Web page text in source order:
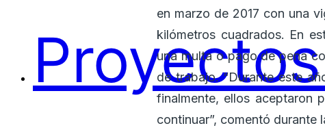
en marzo de 2017 con una
kilómetros cuadrados. En
una multa o pago de pena
de trabajo. “Durante este
finalmente, ellos aceptaron
continuar”, comentó durante